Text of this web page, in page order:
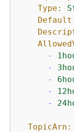
Type:
-
-
-
-
-
TopicArn: